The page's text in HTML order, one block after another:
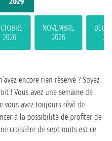
2026
NOVEMBRE
2026
encore rien réservé ? Soyez
! Vous avez une semaine de
vous avez toujours rêvé de
à la possibilité de profiter de
croisière de sept nuits est ce